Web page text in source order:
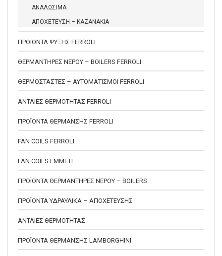
ΑΝΑΛΩΣΙΜΑ
ΑΠΟΧΕΤΕΥΣΗ – ΚΑΖΑΝΑΚΙΑ
ΠΡΟΪΟΝΤΑ ΨΥΞΗΣ FERROLI
ΘΕΡΜΑΝΤΗΡΕΣ ΝΕΡΟΥ – BOILERS FERROLI
ΘΕΡΜΟΣΤΑΣΤΕΣ – ΑΥΤΟΜΑΤΙΣΜΟΙ FERROLI
ΑΝΤΛΙΕΣ ΘΕΡΜΟΤΗΤΑΣ FERROLI
ΠΡΟΪΟΝΤΑ ΘΕΡΜΑΝΣΗΣ FERROLI
FAN COILS FERROLI
FAN COILS EMMETI
ΠΡΟΪΟΝΤΑ ΘΕΡΜΑΝΤΗΡΕΣ ΝΕΡΟΥ – BOILERS
ΠΡΟΪΟΝΤΑ ΥΔΡΑΥΛΙΚΑ – ΑΠΟΧΕΤΕΥΣΗΣ
ΑΝΤΛΙΕΣ ΘΕΡΜΟΤΗΤΑΣ
ΠΡΟΪΟΝΤΑ ΘΕΡΜΑΝΣΗΣ LAMBORGHINI